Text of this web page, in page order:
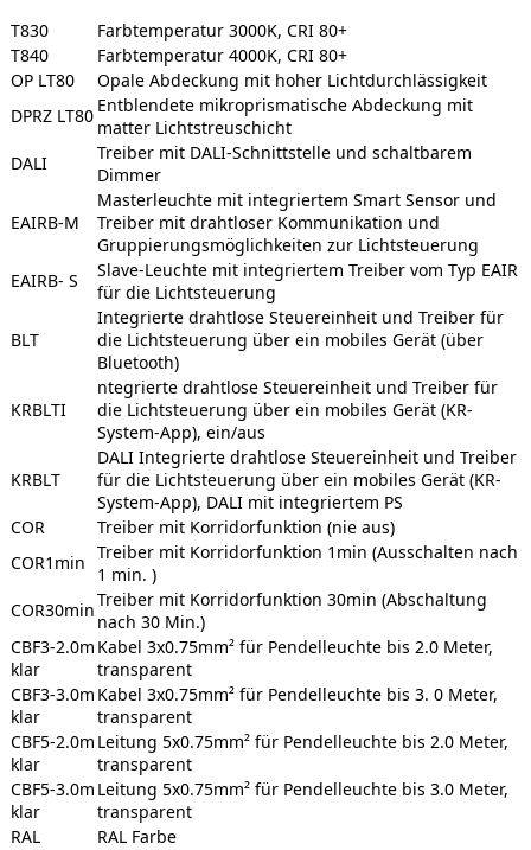
T830
Farbtemperatur 3000K, CRI 80+
T840
Farbtemperatur 4000K, CRI 80+
OP LT80
Opale Abdeckung mit hoher Lichtdurchlässigkeit
DPRZ LT80 Entblendete mikroprismatische Abdeckung mit
matter Lichtstreuschicht
DALI
Treiber mit DALI-Schnittstelle und schaltbarem
Dimmer
EAIRB-M
Masterleuchte mit integriertem Smart Sensor und
Treiber mit drahtloser Kommunikation und
Gruppierungsmöglichkeiten zur Lichtsteuerung
EAIRB- S
Slave-Leuchte mit integriertem Treiber vom Typ EAIR
für die Lichtsteuerung
BLT
Integrierte drahtlose Steuereinheit und Treiber für
die Lichtsteuerung über ein mobiles Gerät (über
Bluetooth)
KRBLTI
ntegrierte drahtlose Steuereinheit und Treiber für
die Lichtsteuerung über ein mobiles Gerät (KR-
System-App), ein/aus
KRBLT
DALI Integrierte drahtlose Steuereinheit und Treiber
für die Lichtsteuerung über ein mobiles Gerät (KR-
System-App), DALI mit integriertem PS
COR
Treiber mit Korridorfunktion (nie aus)
COR1min Treiber mit Korridorfunktion 1min (Ausschalten nach
1 min. )
COR30minTreiber mit Korridorfunktion 30min (Abschaltung
nach 30 Min.)
CBF3-2.0m
klar
Kabel 3x0.75mm² für Pendelleuchte bis 2.0 Meter,
transparent
CBF3-3.0m
klar
Kabel 3x0.75mm² für Pendelleuchte bis 3. 0 Meter,
transparent
CBF5-2.0m
klar
Leitung 5x0.75mm² für Pendelleuchte bis 2.0 Meter,
transparent
CBF5-3.0m
klar
Leitung 5x0.75mm² für Pendelleuchte bis 3.0 Meter,
transparent
RAL
RAL Farbe